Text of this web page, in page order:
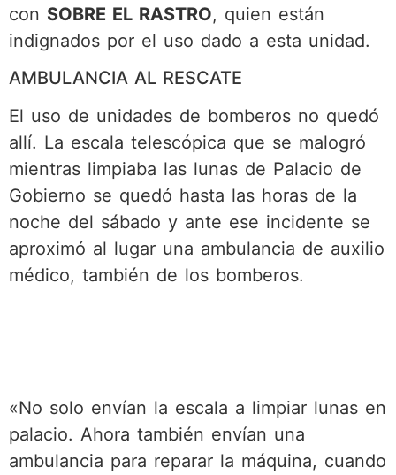
con SOBRE EL RASTRO, quien están
indignados por el uso dado a esta unidad.
AMBULANCIA AL RESCATE
El uso de unidades de bomberos no quedó
allí. La escala telescópica que se malogró
mientras limpiaba las lunas de Palacio de
Gobierno se quedó hasta las horas de la
noche del sábado y ante ese incidente se
aproximó al lugar una ambulancia de auxilio
médico, también de los bomberos.
«No solo envían la escala a limpiar lunas en
palacio. Ahora también envían una
ambulancia para reparar la máquina, cuando